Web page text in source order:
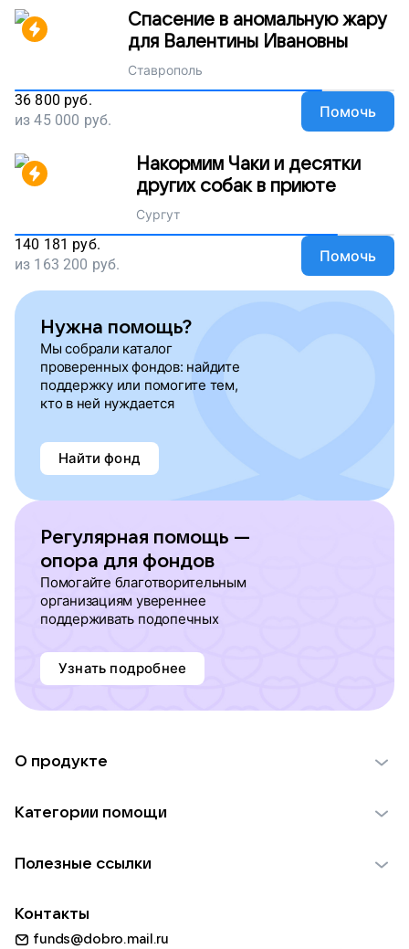
Спасение в аномальную жару
для Валентины Ивановны
Ставрополь
36 800 руб.
из45 000 руб. Помочь
Накормим Чаки и десятки
других собак в приюте
Сургут
140 181 руб.
из 163 200 руб. Помочь
Нужна помощь?
Мы собрали каталог
проверенных фондов: найдите
поддержку или помогите тем,
кто в ней нуждается
Найти фонд
Регулярная помощь —
опора для фондов
Помогайте благотворительным
организациям увереннее
поддерживать подопечных
Узнать подробнее
О продукте
Использование материалов
Для НКО
Партнерам
Категории помощи
Пожилым
Животным
Полезные ссылки
Контакты
funds@dobro.mail.ru